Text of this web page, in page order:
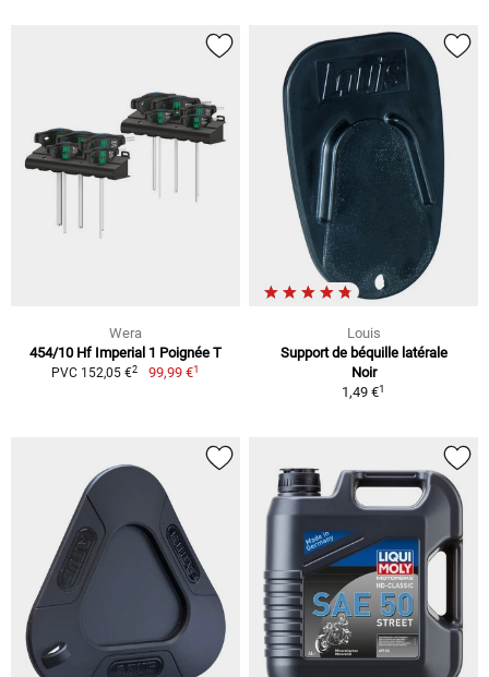
Wera
454/10 Hf Imperial 1 Poignée T
PVC 152,05 €2 99,99 €1
Louis
Support de béquille latérale
Noir
1,49 €1